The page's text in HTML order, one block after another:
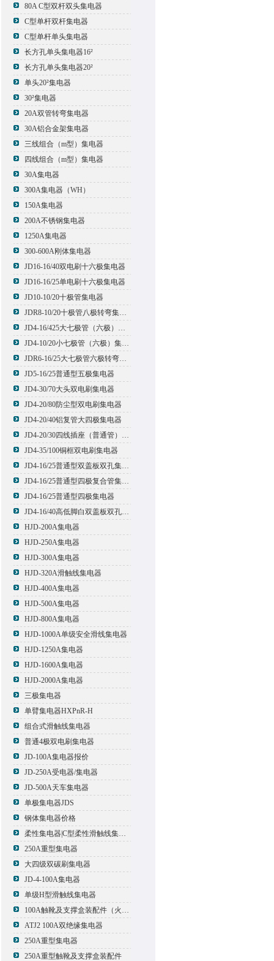
80A C型双杆双头集电器
C型单杆双杆集电器
C型单杆单头集电器
长方孔单头集电器16²
长方孔单头集电器20²
单头20²集电器
30²集电器
20A双管转弯集电器
30A铝合金架集电器
三线组合（m型）集电器
四线组合（m型）集电器
30A集电器
300A集电器（WH）
150A集电器
200A不锈钢集电器
1250A集电器
300-600A刚体集电器
JD16-16/40双电刷十六极集电器
JD16-16/25单电刷十六极集电器
JD10-10/20十极管集电器
JDR8-10/20十极管八极转弯集电器
JD4-16/425大七极管（六极）集电器
JD4-10/20小七极管（六极）集电器
JDR6-16/25大七极管六极转弯集电器
JD5-16/25普通型五极集电器
JD4-30/70大头双电刷集电器
JD4-20/80防尘型双电刷集电器
JD4-20/40铝复管大四极集电器
JD4-20/30四线插座（普通管）集电器
JD4-35/100铜框双电刷集电器
JD4-16/25普通型双盖板双孔集电器
JD4-16/25普通型四极复合管集电器
JD4-16/25普通型四极集电器
JD4-16/40高低脚白双盖板双孔集电器
HJD-200A集电器
HJD-250A集电器
HJD-300A集电器
HJD-320A滑触线集电器
HJD-400A集电器
HJD-500A集电器
HJD-800A集电器
HJD-1000A单级安全滑线集电器
HJD-1250A集电器
HJD-1600A集电器
HJD-2000A集电器
三极集电器
单臂集电器HXPnR-H
组合式滑触线集电器
普通4极双电刷集电器
JD-100A集电器报价
JD-250A受电器/集电器
JD-500A天车集电器
单极集电器JDS
钢体集电器价格
柔性集电器|C型柔性滑触线集电器
250A重型集电器
大四级双碳刷集电器
JD-4-100A集电器
单级H型滑触线集电器
100A触靴及支撑盒装配件（火线）
ATJ2 100A双绝缘集电器
250A重型集电器
250A重型触靴及支撑盒装配件